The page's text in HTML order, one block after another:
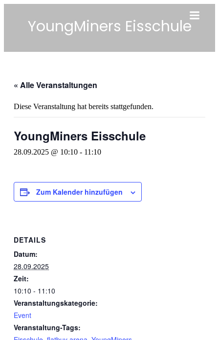
YoungMiners Eisschule
« Alle Veranstaltungen
Diese Veranstaltung hat bereits stattgefunden.
YoungMiners Eisschule
28.09.2025 @ 10:10 - 11:10
Zum Kalender hinzufügen
DETAILS
Datum:
28.09.2025
Zeit:
10:10 - 11:10
Veranstaltungskategorie:
Event
Veranstaltung-Tags: